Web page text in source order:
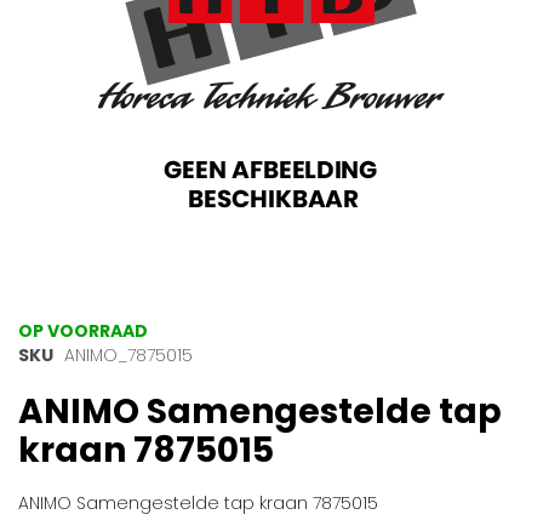
Ga
naar
begin
van
de
gallerij
OP VOORRAAD
SKU ANIMO_7875015
ANIMO Samengestelde tap
kraan 7875015
ANIMO Samengestelde tap kraan 7875015